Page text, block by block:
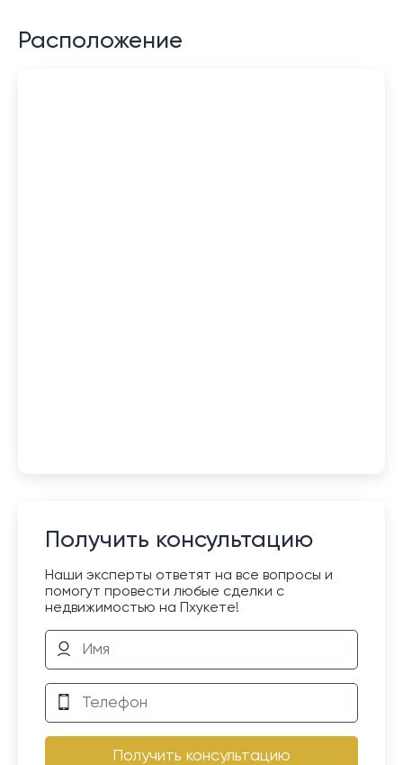
Расположение
Получить консультацию
Наши эксперты ответят на все вопросы и
помогут провести любые сделки с
недвижимостью на Пхукете!
Получить консультацию